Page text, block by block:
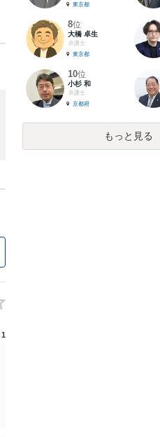
1
東京都
8位
大橋 卓生
弁護士
東京都
10位
小杉 和
弁護士
京都府
もっと見る